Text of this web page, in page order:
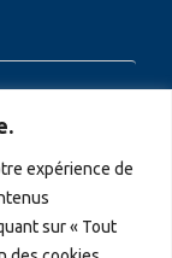
expérience de
sur « Tout